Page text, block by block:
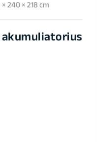
240 × 218 cm
LP 200Ah VRLA akumuliatorius